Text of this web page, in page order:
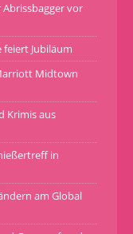
vor
feiert Jubiläum
Midtown
Krimis aus
in
am Global